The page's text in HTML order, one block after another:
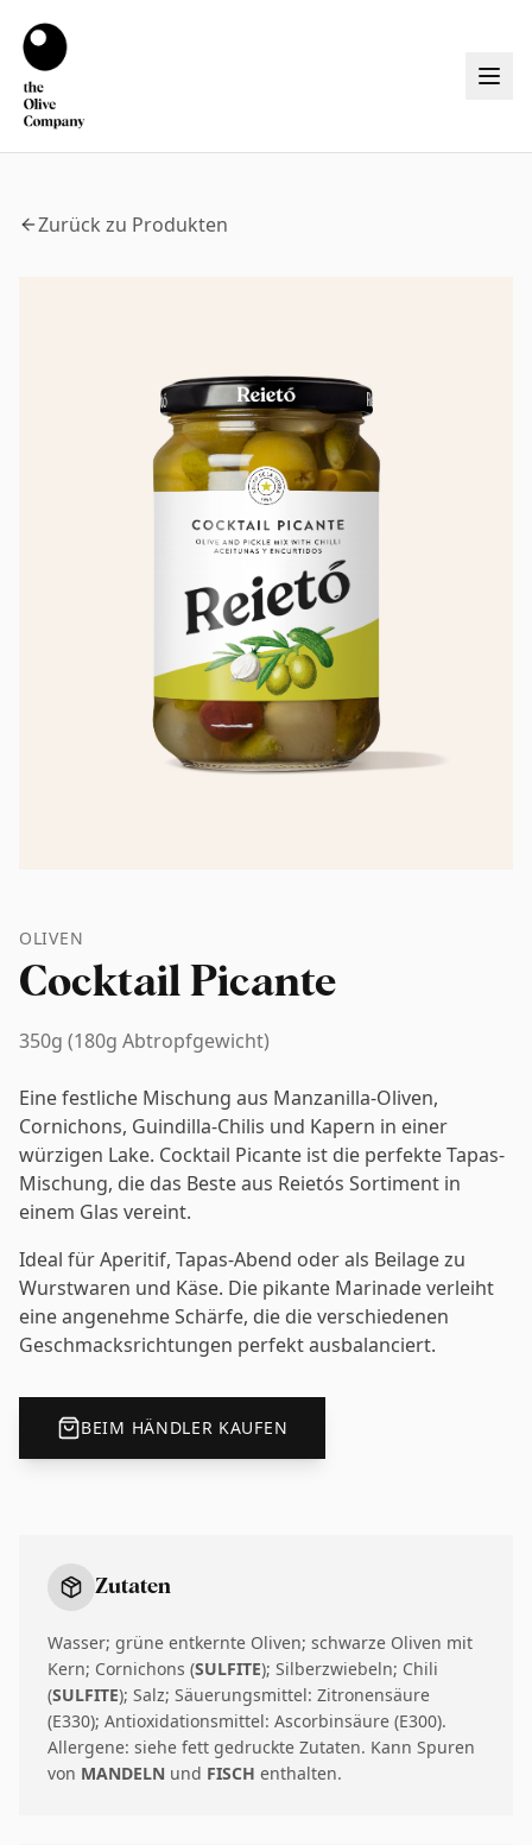
Zurück zu Produkten
OLIVEN
Cocktail Picante
350g (180g Abtropfgewicht)
Eine festliche Mischung aus Manzanilla-Oliven,
Cornichons, Guindilla-Chilis und Kapern in einer
würzigen Lake. Cocktail Picante ist die perfekte Tapas-
Mischung, die das Beste aus Reietós Sortiment in
einem Glas vereint.
Ideal für Aperitif, Tapas-Abend oder als Beilage zu
Wurstwaren und Käse. Die pikante Marinade verleiht
eine angenehme Schärfe, die die verschiedenen
Geschmacksrichtungen perfekt ausbalanciert.
BEIM HÄNDLER KAUFEN
Zutaten
Wasser; grüne entkernte Oliven; schwarze Oliven mit
Kern; Cornichons (SULFITE); Silberzwiebeln; Chili
(SULFITE); Salz; Säuerungsmittel: Zitronensäure
(E330); Antioxidationsmittel: Ascorbinsäure (E300).
Allergene: siehe fett gedruckte Zutaten. Kann Spuren
von MANDELN und FISCH enthalten.